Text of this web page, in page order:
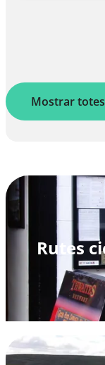
Mostrar
Rutes